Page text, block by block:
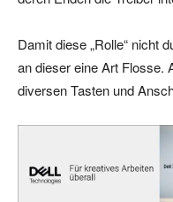
Damit diese „Rolle“ nicht
an dieser eine Art Flosse.
diversen Tasten und